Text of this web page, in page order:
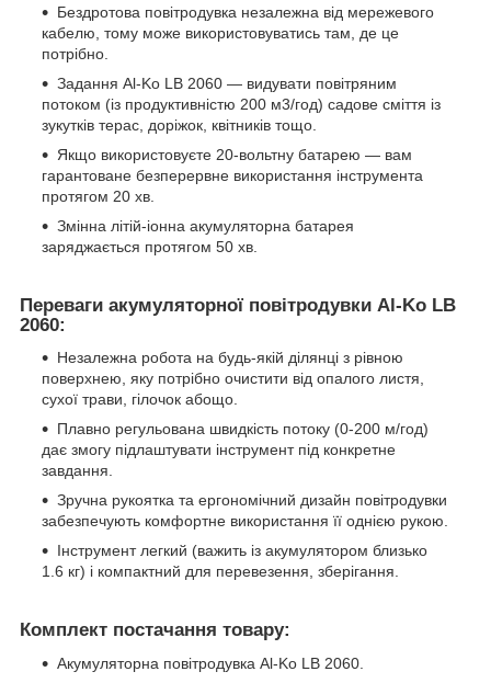
Бездротова повітродувка незалежна від мережевого
кабелю, тому може використовуватись там, де це
потрібно.
Задання Al-Ko LB 2060 — видувати повітряним
потоком (із продуктивністю 200 м3/год) садове сміття із
зукутків терас, доріжок, квітників тощо.
Якщо використовуєте 20-вольтну батарею — вам
гарантоване безперервне використання інструмента
протягом 20 хв.
Змінна літій-іонна акумуляторна батарея
заряджається протягом 50 хв.
Переваги акумуляторної повітродувки Al-Ko LB
2060:
Незалежна робота на будь-якій ділянці з рівною
поверхнею, яку потрібно очистити від опалого листя,
сухої трави, гілочок абощо.
Плавно регульована швидкість потоку (0-200 м/год)
дає змогу підлаштувати інструмент під конкретне
завдання.
Зручна рукоятка та ергономічний дизайн повітродувки
забезпечують комфортне використання її однією рукою.
Інструмент легкий (важить із акумулятором близько
1.6 кг) і компактний для перевезення, зберігання.
Комплект постачання товару:
Акумуляторна повітродувка Al-Ko LB 2060.